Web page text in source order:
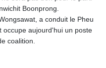
Boonprong.
a conduit le Pheu
occupe aujourd'hui un poste
coalition.